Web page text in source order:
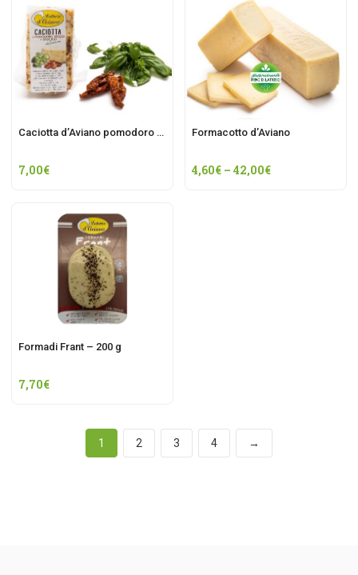
Caciotta d’Aviano pomodoro e basilico
7,00€
Formacotto d’Aviano
4,60€ – 42,00€
Formadi Frant – 200 g
7,70€
1 2 3 4 →